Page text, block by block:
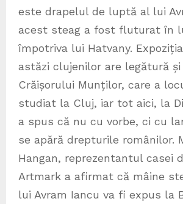
este drapelul de luptă al lui
acest steag a fost fluturat în
împotriva lui Hatvany.
astăzi clujenilor are legătură
Crăișorului Munților, care a
studiat la Cluj, iar tot aici, la
a spus că nu cu vorbe, ci cu
se apără drepturile românilor.
Hangan, reprezentantul casei
Artmark a afirmat că mâine
lui Avram Iancu va fi expus la